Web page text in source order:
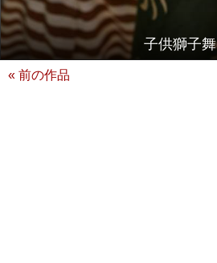
子供獅子舞
« 前の作品